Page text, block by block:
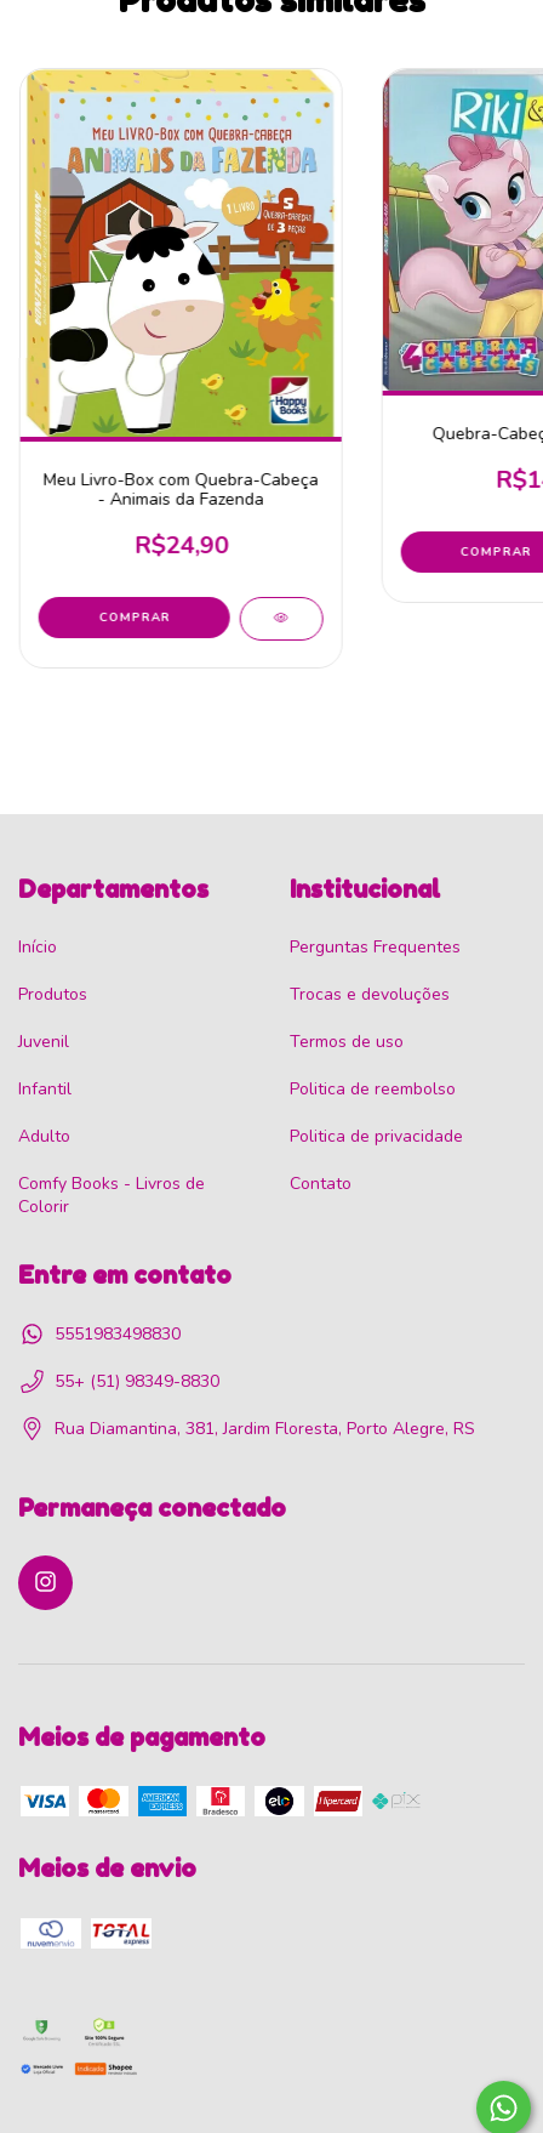
Meu Livro-Box com Quebra-Cabeça
- Animais da Fazenda
R$24,90
Quebra-
Departamentos
Início
Produtos
Juvenil
Infantil
Adulto
Comfy Books - Livros de
Colorir
Institucional
Perguntas Frequentes
Trocas e devoluções
Termos de uso
Politica de reembolso
Politica de privacidade
Contato
Entre em contato
5551983498830
55+ (51) 98349-8830
Rua Diamantina, 381, Jardim Floresta, Porto Alegre, RS
Permaneça conectado
Meios de pagamento
Meios de envio